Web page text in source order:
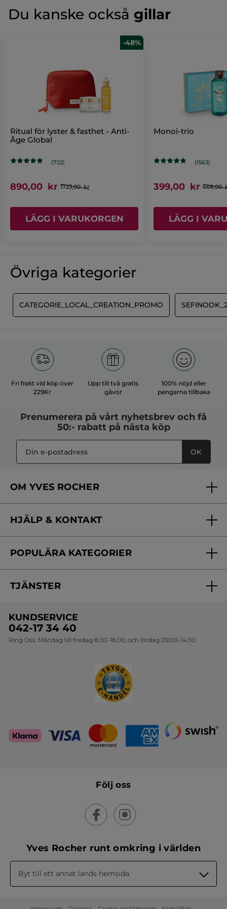
★★★★★
★★★★★
Inget
LÄGG TILL RECENSION
Du kanske också gillar
-48%
Ritual för lyster & fasthet - Anti-
Âge Global
(722)
890,00 kr 1723,00 kr
LÄGG I VARUKORGEN
Monoi-trio
(1563)
399,00 kr 668,00
LÄGG I
Övriga kategorier
CATEGORIE_LOCAL_CREATION_PROMO
Fri frakt vid köp över
229Kr
Upp till två gratis
gåvor
100% nöjd eller
pengarna tillbaka
Prenumerera på vårt nyhetsbrev och få
50:- rabatt på nästa köp
OK
OM YVES ROCHER
Vårt engagemang
Skönhetstips
HJÄLP & KONTAKT
Kontakta oss
Online prislista
POPULÄRA KATEGORIER
Erbjudanden
Travelsize
Sets
TJÄNSTER
Onlineprislista för postorder
KUNDSERVICE
042-17 34 40
Ring Oss. Måndag till fredag 8.00-18.00, och lördag 09.00-14.00
Följ oss
Yves Rocher runt omkring i världen
Byt till ett annat lands hemsida